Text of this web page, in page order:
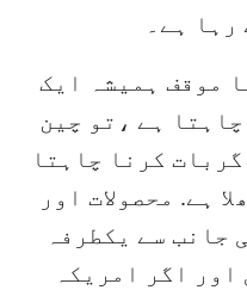
ہے۔
موقف ہمیشہ ایک
ہے ،تو چین
کرنا چاہتا
ہے. محصولات اور
جانب سے یکطرفہ
اگر امریکہ